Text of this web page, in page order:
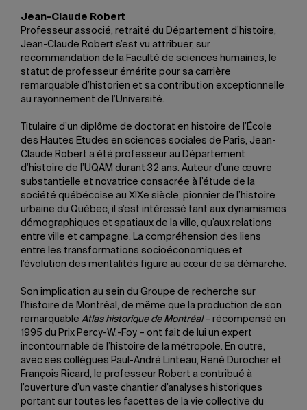
Jean-Claude Robert
Professeur associé, retraité du Département d’histoire,
Jean-Claude Robert s’est vu attribuer, sur
recommandation de la Faculté de sciences humaines, le
statut de professeur émérite pour sa carrière
remarquable d’historien et sa contribution exceptionnelle
au rayonnement de l’Université.
Titulaire d’un diplôme de doctorat en histoire de l’École
des Hautes Études en sciences sociales de Paris, Jean-
Claude Robert a été professeur au Département
d’histoire de l’UQAM durant 32 ans. Auteur d’une œuvre
substantielle et novatrice consacrée à l’étude de la
société québécoise au XIXe siècle, pionnier de l’histoire
urbaine du Québec, il s’est intéressé tant aux dynamismes
démographiques et spatiaux de la ville, qu’aux relations
entre ville et campagne. La compréhension des liens
entre les transformations socioéconomiques et
l’évolution des mentalités figure au cœur de sa démarche.
Son implication au sein du Groupe de recherche sur
l’histoire de Montréal, de même que la production de son
remarquable Atlas historique de Montréal– récompensé en
1995 du Prix Percy-W.-Foy – ont fait de lui un expert
incontournable de l’histoire de la métropole. En outre,
avec ses collègues Paul-André Linteau, René Durocher et
François Ricard, le professeur Robert a contribué à
l’ouverture d’un vaste chantier d’analyses historiques
portant sur toutes les facettes de la vie collective du